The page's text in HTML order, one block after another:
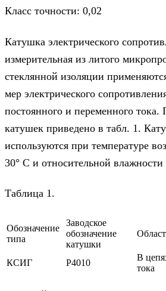
Класс точности: 0,02
Катушка электрического
измерительная из литого
стеклянной изоляции
мер электрического
постоянного и переменного
катушек приведено в табл. 1.
используются при температуре
30° С и относительной влажности
Таблица 1.
Обозначение
типа
Заводское
обозначение
катушки
КСИГ Р4010
В
тока